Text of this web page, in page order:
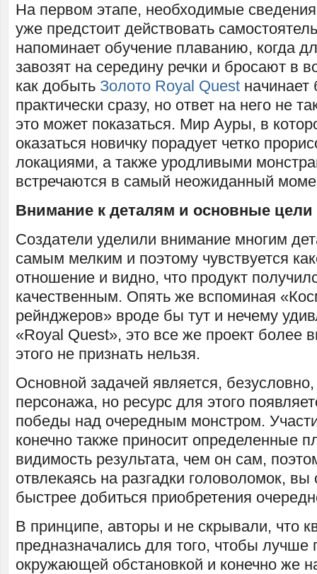
На первом этапе, необходимые
уже предстоит действовать
напоминает обучение плаванию, когда
завозят на середину речки и бросают в
как добыть Золото Royal Quest начинает
практически сразу, но ответ на него не
это может показаться. Мир Ауры, в
оказаться новичку порадует четко
локациями, а также уродливыми
встречаются в самый неожиданный
Внимание к деталям и основные цели
Создатели уделили внимание многим
самым мелким и поэтому чувствуется
отношение и видно, что продукт
качественным. Опять же вспоминая
рейнджеров» вроде бы тут и нечему
«Royal Quest», это все же проект более
этого не признать нельзя.
Основной задачей является, безусловно,
персонажа, но ресурс для этого
победы над очередным монстром.
конечно также приносит определенные
видимость результата, чем он сам,
отвлекаясь на разгадки головоломок, вы
быстрее добиться приобретения
В принципе, авторы и не скрывали, что
предназначались для того, чтобы лучше
окружающей обстановкой и конечно же